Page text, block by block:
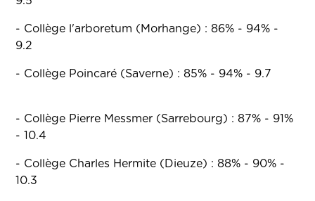
- Collège l'arboretum (Morhange) : 86% - 94% -
9.2
- Collège Poincaré (Saverne) : 85% - 94% - 9.7
- Collège Pierre Messmer (Sarrebourg) : 87% - 91%
- 10.4
- Collège Charles Hermite (Dieuze) : 88% - 90% -
10.3